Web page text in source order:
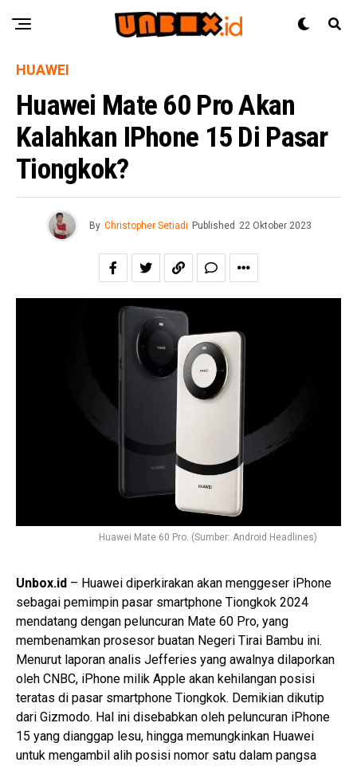
HUAWEI
Huawei Mate 60 Pro Akan
Kalahkan IPhone 15 Di Pasar
Tiongkok?
By Christopher Setiadi Published 22 Oktober 2023
Huawei Mate 60 Pro. (Sumber: Android Headlines)
Unbox.id – Huawei diperkirakan akan menggeser iPhone
sebagai pemimpin pasar smartphone Tiongkok 2024
mendatang dengan peluncuran Mate 60 Pro, yang
membenamkan prosesor buatan Negeri Tirai Bambu ini.
Menurut laporan analis Jefferies yang awalnya dilaporkan
oleh CNBC, iPhone milik Apple akan kehilangan posisi
teratas di pasar smartphone Tiongkok. Demikian dikutip
dari Gizmodo. Hal ini disebabkan oleh peluncuran iPhone
15 yang dianggap lesu, hingga memungkinkan Huawei
untuk mengambil alih posisi nomor satu dalam pangsa